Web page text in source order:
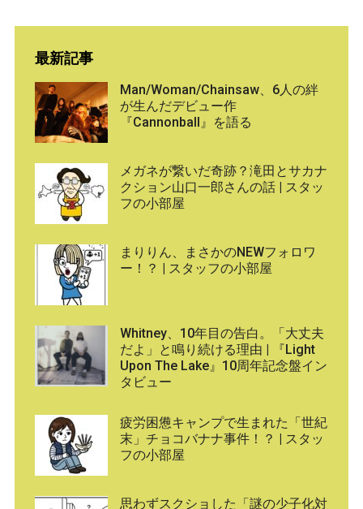
最新記事
Man/Woman/Chainsaw、6人の絆
が生んだデビュー作
『Cannonball』を語る
メガネが繋いだ奇跡？滝田とサカナ
クション山口一郎さんの話 | スタッ
フの小部屋
まりりん、まさかのNEWフォロワ
ー！？ | スタッフの小部屋
Whitney、10年目の告白。「大丈夫
だよ」と鳴り続ける理由 | 『Light
Upon The Lake』10周年記念盤イン
タビュー
疲労困憊キャンプで生まれた「世紀
末」チョコバナナ事件！？ | スタッ
フの小部屋
思わずスクショした「謎の少子化対